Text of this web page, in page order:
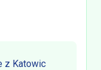
z Katowic